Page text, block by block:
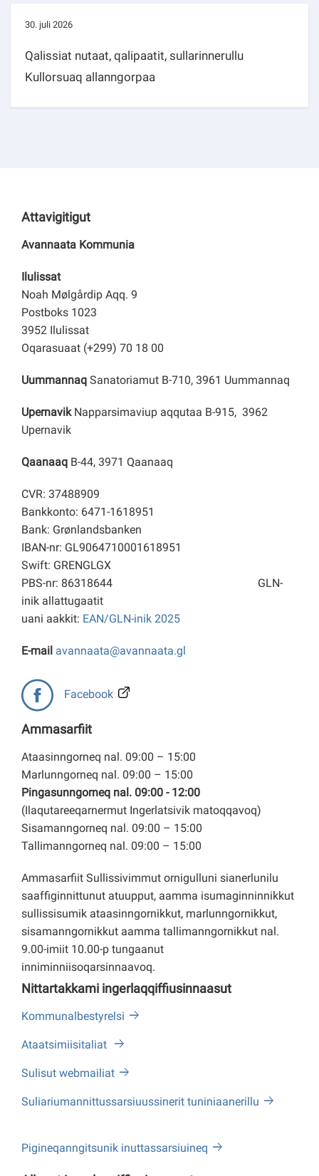
30. juli 2026
Qalissiat nutaat, qalipaatit, sullarinnerullu
Kullorsuaq allanngorpaa
Attavigitigut
Avannaata Kommunia
Ilulissat
Noah Mølgårdip Aqq. 9
Postboks 1023
3952 Ilulissat
Oqarasuaat (+299) 70 18 00
Uummannaq Sanatoriamut B-710, 3961 Uummannaq
Upernavik Napparsimaviup aqqutaa B-915, 3962
Upernavik
Qaanaaq B-44, 3971 Qaanaaq
CVR: 37488909
Bankkonto: 6471-1618951
Bank: Grønlandsbanken
IBAN-nr: GL9064710001618951
Swift: GRENGLGX
PBS-nr: 86318644 GLN-
inik allattugaatit
uani aakkit: EAN/GLN-inik 2025
E-mail avannaata@avannaata.gl
Facebook
Ammasarfiit
Ataasinngorneq nal. 09:00 – 15:00
Marlunngorneq nal. 09:00 – 15:00
Pingasunngorneq nal. 09:00 - 12:00
(Ilaqutareeqarnermut Ingerlatsivik matoqqavoq)
Sisamanngorneq nal. 09:00 – 15:00
Tallimanngorneq nal. 09:00 – 15:00
Ammasarfiit Sullissivimmut ornigulluni sianerlunilu
saaffiginnittunut atuupput, aamma isumaginninnikkut
sullissisumik ataasinngornikkut, marlunngornikkut,
sisamanngornikkut aamma tallimanngornikkut nal.
9.00-imiit 10.00-p tungaanut
inniminniisoqarsinnaavoq.
Nittartakkami ingerlaqqiffiusinnaasut
Kommunalbestyrelsi
Ataatsimiisitaliat
Sulisut webmailiat
Suliariumannittussarsiuussinerit tuniniaanerillu
Pigineqanngitsunik inuttassarsiuineq